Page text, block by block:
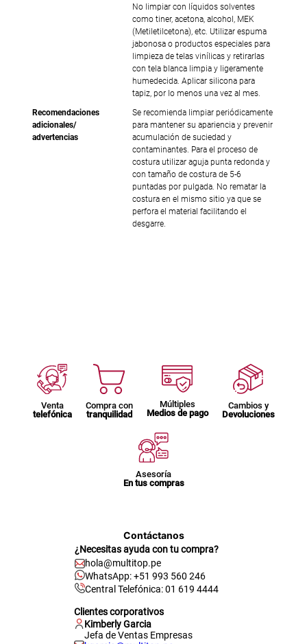
No limpiar con líquidos solventes
como tiner, acetona, alcohol, MEK
(Metiletilcetona), etc. Utilizar espuma
jabonosa o productos especiales para
limpieza de telas vinílicas y retirarlas
con tela blanca limpia y ligeramente
humedecida. Aplicar silicona para
tapiz, por lo menos una vez al mes.
Recomendaciones
adicionales/
advertencias
Se recomienda limpiar periódicamente
para mantener su apariencia y prevenir
acumulación de suciedad y
contaminantes. Para el proceso de
costura utilizar aguja punta redonda y
con tamaño de costura de 5-6
puntadas por pulgada. No rematar la
costura en el mismo sitio ya que se
perfora el material facilitando el
desgarre.
Venta
telefónica
Compra con
tranquilidad
Múltiples
Medios de pago
Cambios y
Devoluciones
Asesoría
En tus compras
Contáctanos
¿Necesitas ayuda con tu compra?
hola@multitop.pe
WhatsApp: +51 993 560 246
Central Telefónica: 01 619 4444
Clientes corporativos
Kimberly Garcia
Jefa de Ventas Empresas